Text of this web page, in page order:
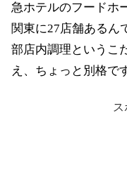
急ホテルのフードホ
関東に27店舗あるん
部店内調理というこ
え、ちょっと別格で